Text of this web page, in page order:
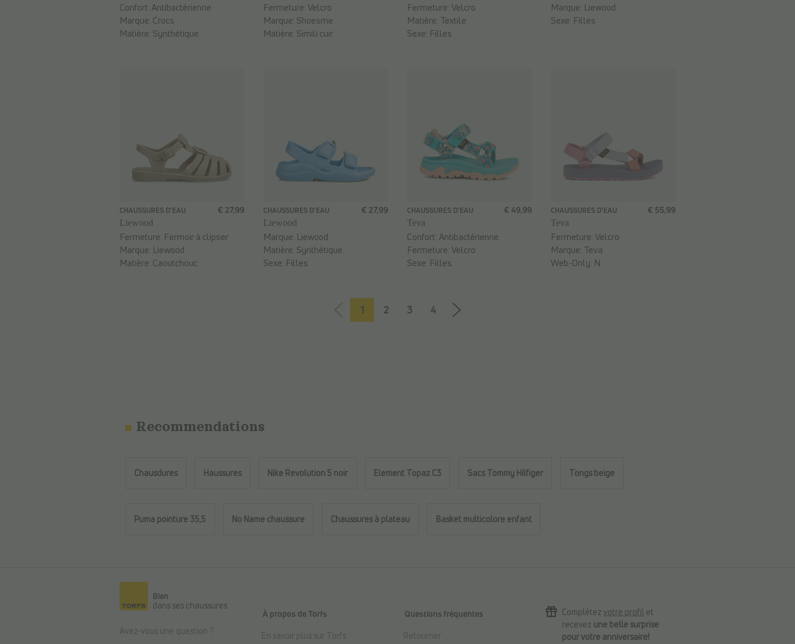
Confort:Antibactérienne
Marque: Crocs
Matière: Synthétique
Fermeture:Velcro
Marque: Shoesme
Matière: Simili cuir
Fermeture:Velcro
Matière: Textile
Sexe: Filles
Marque: Liewood
Sexe: Filles
CHAUSSURES D'EAU
Liewood
€ 27,99
Fermeture: Fermoir à clipser
Marque: Liewood
Matière: Caoutchouc
CHAUSSURES D'EAU
Liewood
€ 27,99
Marque: Liewood
Matière: Synthétique
Sexe: Filles
CHAUSSURES D'EAU
Teva
€ 49,99
Confort:Antibactérienne
Fermeture:Velcro
Sexe: Filles
CHAUSSURES D'EAU
Teva
€ 55,99
Fermeture:Velcro
Marque: Teva
Web-Only: N
1 2 3 4
Recommendations
Chausdures Haussures Nike Revolution 5 noir Element Topaz C3 Sacs Tommy Hilfiger Tongs beige
Puma pointure 35,5 No Name chaussure Chaussures à plateau Basket multicolore enfant
Bien
dans ses chaussures
Avez-vous une question ?
À propos de Torfs
En savoir plus sur Torfs
Questions fréquentes
Retourner
Complétez votre profil et
recevez une belle surprise
pour votre anniversaire!